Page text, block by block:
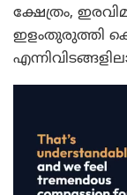
ക്ഷേത്രം,
ഇളംതുരുത്തി